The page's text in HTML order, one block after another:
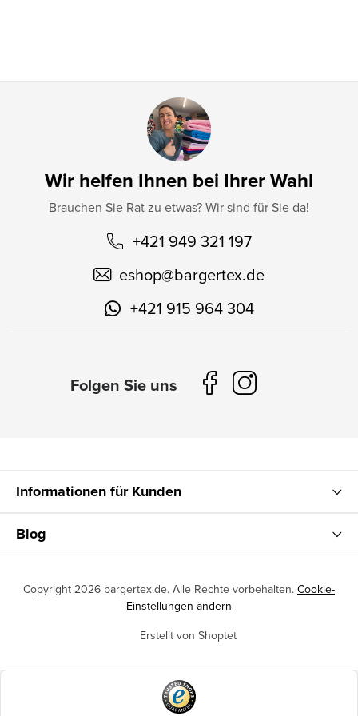
Wir helfen Ihnen bei Ihrer Wahl
Brauchen Sie Rat zu etwas? Wir sind für Sie da!
+421 949 321 197
eshop@bargertex.de
+421 915 964 304
Informationen für Kunden
Blog
Erstellt von Shoptet
Copyright 2026 bargertex.de. Alle Rechte vorbehalten. Cookie-
Einstellungen ändern